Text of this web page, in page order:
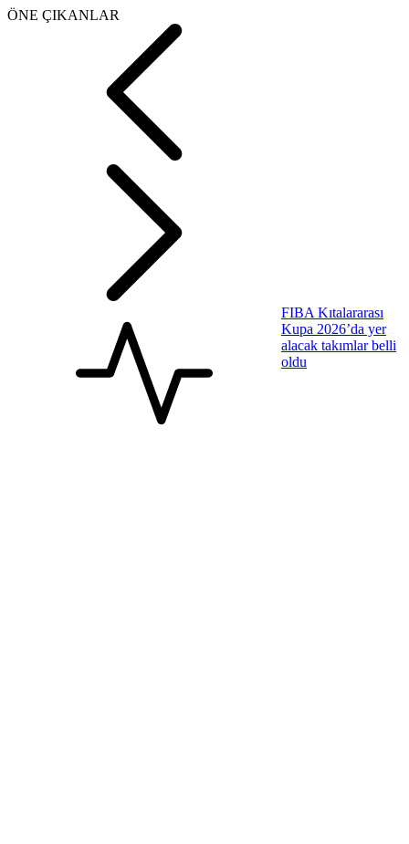
ÖNE ÇIKANLAR
FIBA Kıtalararası
Kupa 2026’da yer
alacak takımlar belli
oldu